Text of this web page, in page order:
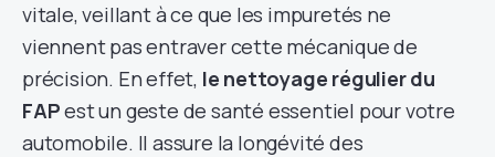
vitale, veillant à ce que les impuretés ne
viennent pas entraver cette mécanique de
précision. En effet, le nettoyage régulier du
FAPest un geste de santé essentiel pour votre
automobile. Il assure la longévité des